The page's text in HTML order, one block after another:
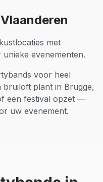
met
evenementen.
voor heel
bruiloft plant in Brugge,
een festival opzet —
uw evenement.